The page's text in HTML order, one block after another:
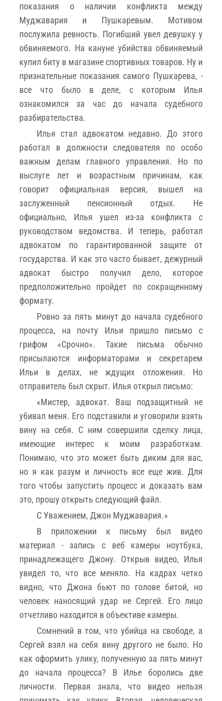
показания о наличии конфликта между
Муджавария и Пушкаревым. Мотивом
послужила ревность. Погибший увел девушку у
обвиняемого. На кануне убийства обвиняемый
купил биту в магазине спортивных товаров. Ну и
признательные показания самого Пушкарева, -
все что было в деле, с которым Илья
ознакомился за час до начала судебного
разбирательства.
Илья стал адвокатом недавно. До этого
работал в должности следователя по особо
важным делам главного управления. Но по
выслуге лет и возрастным причинам, как
говорит официальная версия, вышел на
заслуженный пенсионный отдых. Не
официально, Илья ушел из-за конфликта с
руководством ведомства. И теперь, работал
адвокатом по гарантированной защите от
государства. И как это часто бывает, дежурный
адвокат быстро получил дело, которое
предположительно пройдет по сокращенному
формату.
Ровно за пять минут до начала судебного
процесса, на почту Ильи пришло письмо с
грифом «Срочно». Такие письма обычно
присылаются информаторами и секретарем
Ильи в делах, не ждущих отложения. Но
отправитель был скрыт. Илья открыл письмо:
«Мистер, адвокат. Ваш подзащитный не
убивал меня. Его подставили и уговорили взять
вину на себя. С ним совершили сделку лица,
имеющие интерес к моим разработкам.
Понимаю, что это может быть диким для вас,
но я как разум и личность все еще жив. Для
того чтобы запустить процесс и доказать вам
это, прошу открыть следующий файл.
С Уважением, Джон Муджавария.»
В приложении к письму был видео
материал - запись с веб камеры ноутбука,
принадлежащего Джону. Открыв видео, Илья
увидел то, что все меняло. На кадрах четко
видно, что Джона бьют по голове битой, но
человек наносящий удар не Сергей. Его лицо
отчетливо находится в объективе камеры.
Сомнений в том, что убийца на свободе, а
Сергей взял на себя вину другого не было. Но
как оформить улику, полученную за пять минут
до начала процесса? В Илье боролись две
личности. Первая знала, что видео нельзя